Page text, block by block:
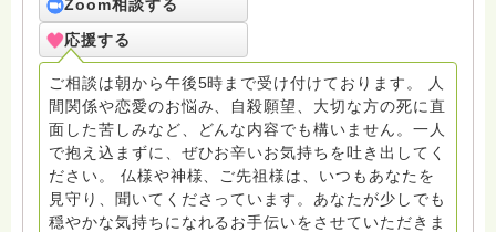
寺にもお気軽に遊びに来てください。
Zoom相談する
応援する
ご相談は朝から午後5時まで受け付けております。 人
間関係や恋愛のお悩み、自殺願望、大切な方の死に直
面した苦しみなど、どんな内容でも構いません。一人
で抱え込まずに、ぜひお辛いお気持ちを吐き出してく
ださい。 仏様や神様、ご先祖様は、いつもあなたを
見守り、聞いてくださっています。あなたが少しでも
穏やかな気持ちになれるお手伝いをさせていただきま